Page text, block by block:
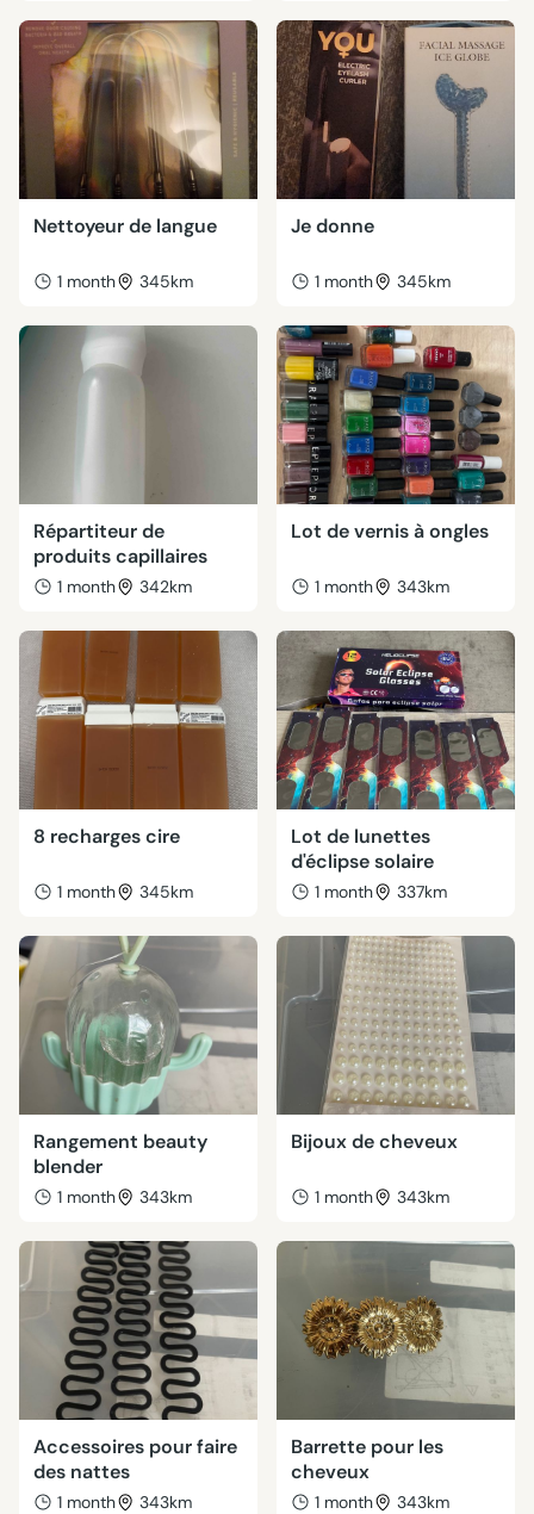
Nettoyeur de langue
1 month 345km
Je donne
1 month 345km
Répartiteur de
produits capillaires
1 month 342km
Lot de vernis à ongles
1 month 343km
8 recharges cire
1 month 345km
Lot de lunettes
d'éclipse solaire
1 month 337km
Rangement beauty
blender
1 month 343km
Bijoux de cheveux
1 month 343km
Accessoires pour faire
des nattes
1 month 343km
Barrette pour les
cheveux
1 month 343km